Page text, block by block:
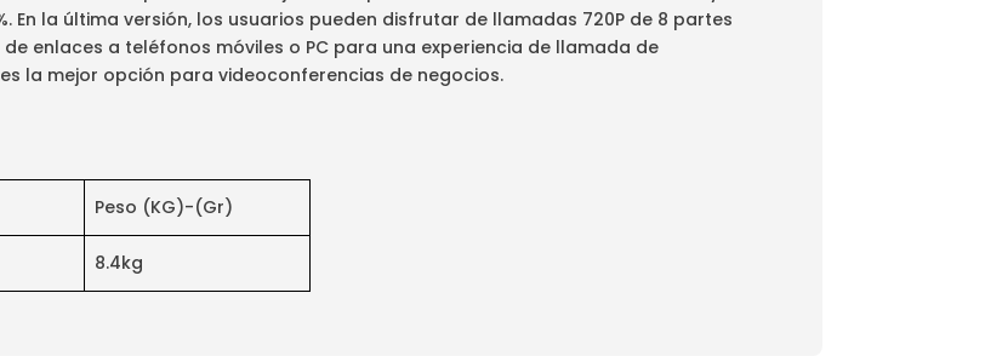
En la última versión, los usuarios pueden disfrutar de llamadas 720P de 8 partes
enlaces a teléfonos móviles o PC para una experiencia de llamada de
la mejor opción para videoconferencias de negocios.
Peso (KG)-(Gr)
8.4kg